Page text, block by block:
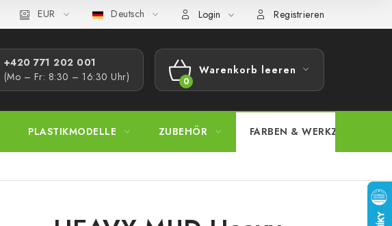
Datenschutzbestimmungen Beschwerdeverfahren Großhandel
EUR Deutsch Login Registrieren
+420 771 202 001​
(Mo – Fr: 8:30 – 16:30 Uhr)
WARENKORB
Warenkorb leeren
PLASTIKMODELLE ZUBEHÖR FARBEN & WERKZEUGE